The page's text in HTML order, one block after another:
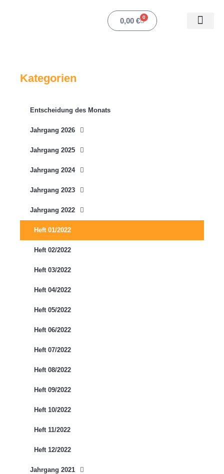
0,00 € 0
Warenkorb
Kategorien
Entscheidung des Monats
Jahrgang 2026
Jahrgang 2025
Jahrgang 2024
Jahrgang 2023
Jahrgang 2022
Heft 01/2022
Heft 02/2022
Heft 03/2022
Heft 04/2022
Heft 05/2022
Heft 06/2022
Heft 07/2022
Heft 08/2022
Heft 09/2022
Heft 10/2022
Heft 11/2022
Heft 12/2022
Jahrgang 2021